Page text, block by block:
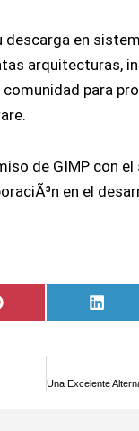
descarga en
arquitecturas,
para
de GIMP con
en el
Compartir
en
Pinterest
en